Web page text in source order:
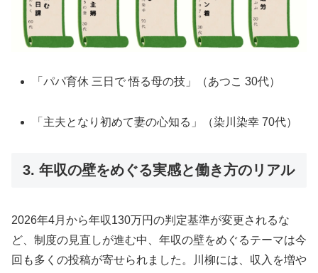
「パパ育休 三日で 悟る母の技」（あつこ 30代）
「主夫となり初めて妻の心知る」（染川染幸 70代）
3. 年収の壁をめぐる実感と働き方のリアル
2026年4月から年収130万円の判定基準が変更されるな
ど、制度の見直しが進む中、年収の壁をめぐるテーマは今
回も多くの投稿が寄せられました。川柳には、収入を増や